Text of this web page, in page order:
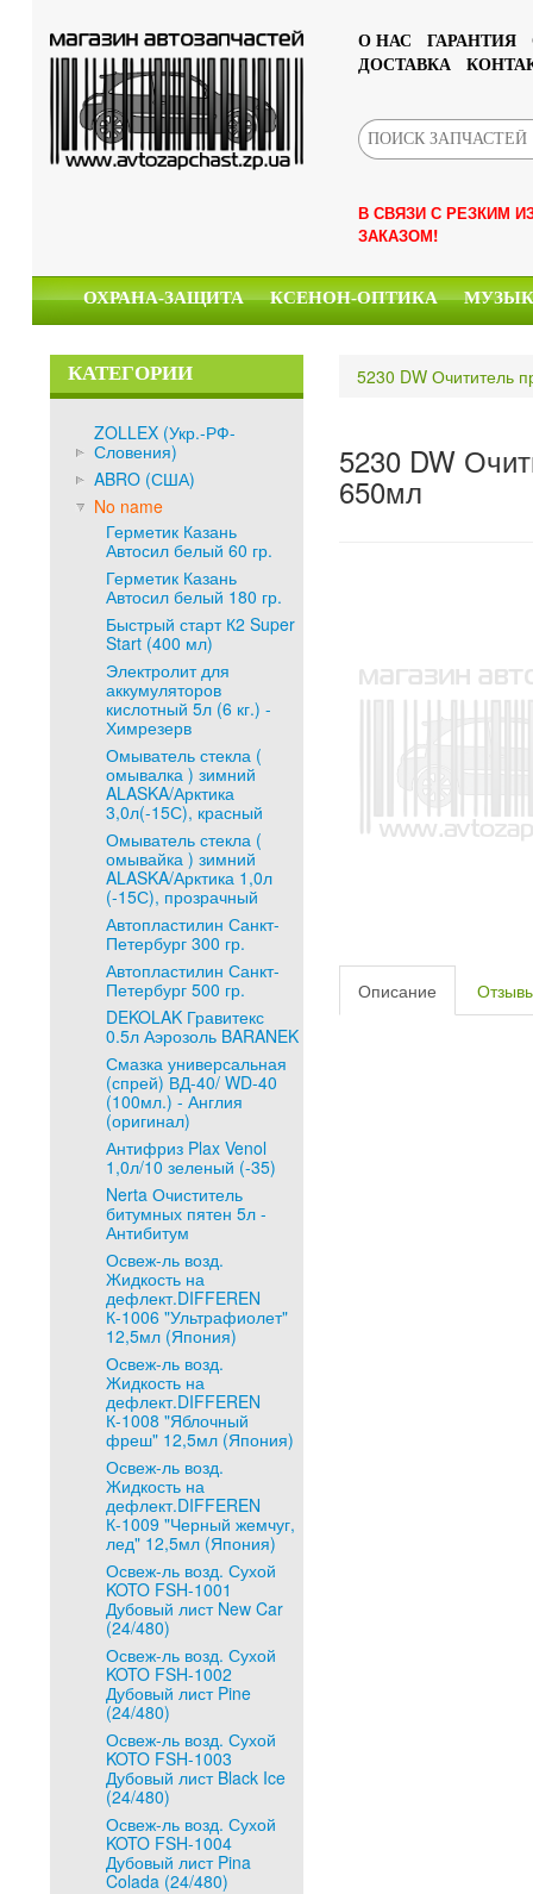
О НАС ГАРАНТИЯ
ДОСТАВКА
В СВЯЗИ С РЕЗКИМ
ЗАКАЗОМ!
ОХРАНА-ЗАЩИТА КСЕНОН-ОПТИКА
КАТЕГОРИИ
ZOLLEX (Укр.-РФ-
Словения)
ABRO (США)
No name
Герметик Казань
Автосил белый 60 гр.
Герметик Казань
Автосил белый 180 гр.
Быстрый старт К2 Super
Start (400 мл)
Электролит для
аккумуляторов
кислотный 5л (6 кг.) -
Химрезерв
Омыватель стекла (
омывалка ) зимний
ALASKA/Арктика
3,0л(-15С), красный
Омыватель стекла (
омывайка ) зимний
ALASKA/Арктика 1,0л
(-15С), прозрачный
Автопластилин Санкт-
Петербург 300 гр.
Автопластилин Санкт-
Петербург 500 гр.
DEKOLAK Гравитекс
0.5л Аэрозоль BARANEK
Смазка универсальная
(спрей) ВД-40/ WD-40
(100мл.) - Англия
(оригинал)
Антифриз Plax Venol
1,0л/10 зеленый (-35)
Nerta Очиститель
битумных пятен 5л -
Антибитум
Освеж-ль возд.
Жидкость на
дефлект.DIFFEREN
К-1006 "Ультрафиолет"
12,5мл (Япония)
Освеж-ль возд.
Жидкость на
дефлект.DIFFEREN
К-1008 "Яблочный
фреш" 12,5мл (Япония)
Освеж-ль возд.
Жидкость на
дефлект.DIFFEREN
К-1009 "Черный жемчуг,
лед" 12,5мл (Япония)
Освеж-ль возд. Сухой
KOTO FSH-1001
Дубовый лист New Car
(24/480)
Освеж-ль возд. Сухой
KOTO FSH-1002
Дубовый лист Pine
(24/480)
Освеж-ль возд. Сухой
KOTO FSH-1003
Дубовый лист Black Ice
(24/480)
Освеж-ль возд. Сухой
KOTO FSH-1004
Дубовый лист Pina
Colada (24/480)
5230 DW Очититель
5230 DW
650мл
Описание